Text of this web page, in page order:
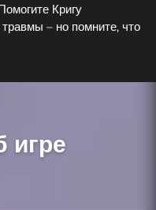
Кригу
– но помните, что
игре